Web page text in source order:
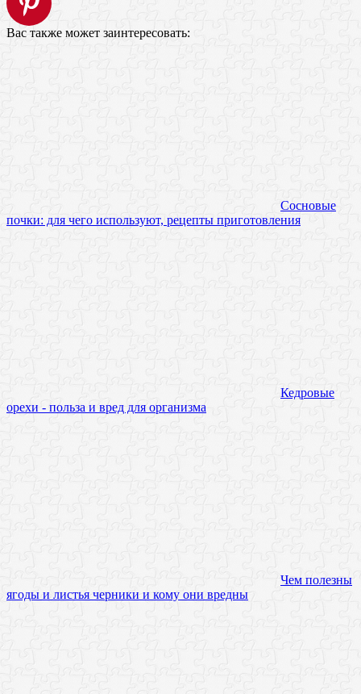
Вас также может заинтересовать:
Сосновые
почки: для чего используют, рецепты приготовления
Кедровые
орехи - польза и вред для организма
Чем полезны
ягоды и листья черники и кому они вредны